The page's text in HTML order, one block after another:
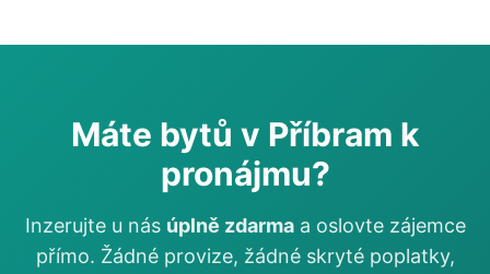
Máte bytů v Příbram k
pronájmu?
Inzerujte u nás úplně zdarmaa oslovte zájemce
přímo. Žádné provize, žádné skryté poplatky,